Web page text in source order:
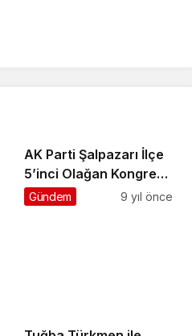
AK Parti Şalpazarı İlçe
5’inci Olağan Kongresi
yapıldı
Gündem 9 yıl önce